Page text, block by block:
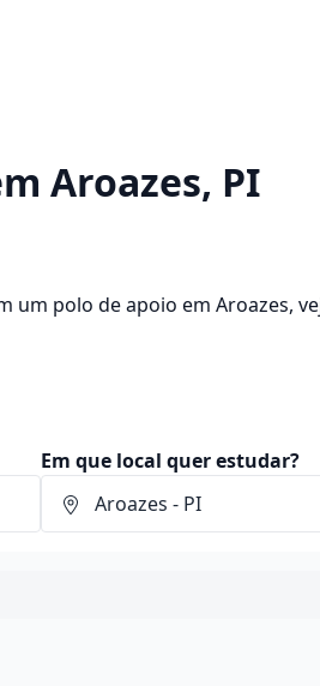
Aroazes, PI
um polo de apoio em Aroazes,
Em que local quer estudar?